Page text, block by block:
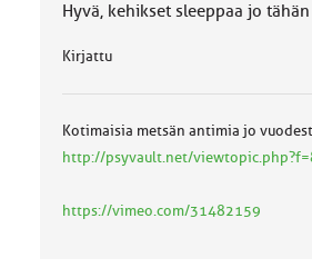
Hyvä, kehikset sleeppaa jo
Kirjattu
Kotimaisia metsän antimia jo
http://psyvault.net/
https://vimeo.com/31482159